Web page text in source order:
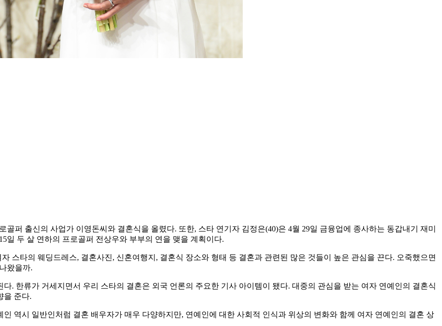
퍼 출신의 사업가 이영돈씨와 결혼식을 올렸다. 또한, 스타 연기자 김정은(40)은 4월 29일 금융업에 종사하는 동갑내기 재미
일 두 살 연하의 프로골퍼 전상우와 부부의 연을 맺을 계획이다.
스타의 웨딩드레스, 결혼사진, 신혼여행지, 결혼식 장소와 형태 등 결혼과 관련된 많은 것들이 높은 관심을 끈다. 오죽했으면
왔을까.
. 한류가 거세지면서 우리 스타의 결혼은 외국 언론의 주요한 기사 아이템이 됐다. 대중의 관심을 받는 여자 연예인의 결혼식
을 준다.
역시 일반인처럼 결혼 배우자가 매우 다양하지만, 연예인에 대한 사회적 인식과 위상의 변화와 함께 여자 연예인의 결혼 상